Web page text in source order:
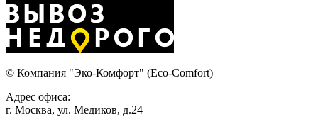
© Компания "Эко-Комфорт" (Eco-Comfort)
Адрес офиса:
г. Москва, ул. Медиков, д.24